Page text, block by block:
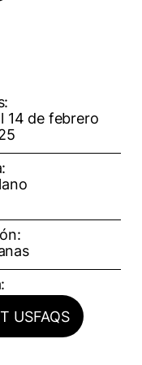
USFAQS
14 de febrero